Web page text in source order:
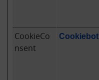
CookieCo
nsent
Cookiebot